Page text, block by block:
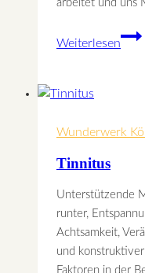
arbeitet und uns
Weiterlesen
Die
Wunderwerk
Tinnitus
Unterstützende
runter,
Achtsamkeit,
und
Faktoren in der